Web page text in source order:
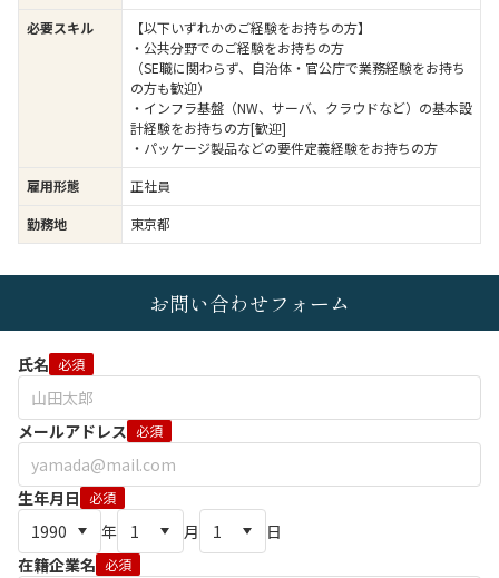
必要スキル
【以下いずれかのご経験をお持ちの方】
・公共分野でのご経験をお持ちの方
（SE職に関わらず、自治体・官公庁で業務経験をお持ち
の方も歓迎）
・インフラ基盤（NW、サーバ、クラウドなど）の基本設
計経験をお持ちの方[歓迎]
・パッケージ製品などの要件定義経験をお持ちの方
雇用形態
正社員
勤務地
東京都
お問い合わせフォーム
氏名 必須
メールアドレス 必須
生年月日 必須
年 月
日
在籍企業名 必須